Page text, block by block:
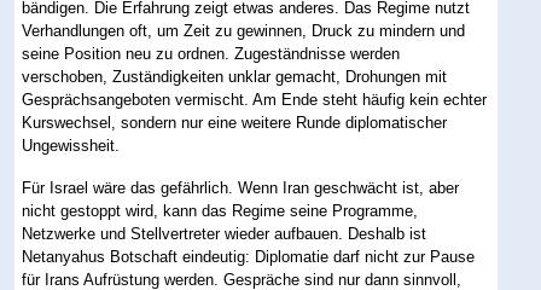
bändigen. Die Erfahrung zeigt etwas anderes. Das Regime nutzt
Verhandlungen oft, um Zeit zu gewinnen, Druck zu mindern und
seine Position neu zu ordnen. Zugeständnisse werden
verschoben, Zuständigkeiten unklar gemacht, Drohungen mit
Gesprächsangeboten vermischt. Am Ende steht häufig kein echter
Kurswechsel, sondern nur eine weitere Runde diplomatischer
Ungewissheit.
Für Israel wäre das gefährlich. Wenn Iran geschwächt ist, aber
nicht gestoppt wird, kann das Regime seine Programme,
Netzwerke und Stellvertreter wieder aufbauen. Deshalb ist
Netanyahus Botschaft eindeutig: Diplomatie darf nicht zur Pause
für Irans Aufrüstung werden. Gespräche sind nur dann sinnvoll,